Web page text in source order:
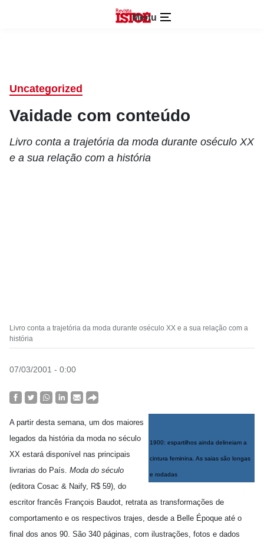
Menu
Uncategorized
Vaidade com conteúdo
Livro conta a trajetória da moda durante oséculo XX
e a sua relação com a história
Livro conta a trajetória da moda durante oséculo XX e a sua relação com a
história
07/03/2001 - 0:00
1900: espartilhos ainda delineiam a
cintura feminina. As saias são longas
e rodadas
A partir desta semana, um dos maiores
legados da história da moda no século
XX estará disponível nas principais
livrarias do País. Moda do século
(editora Cosac & Naify, R$ 59), do
escritor francês François Baudot, retrata as transformações de
comportamento e os respectivos trajes, desde a Belle Époque até o
final dos anos 90. São 340 páginas, com ilustrações, fotos e dados